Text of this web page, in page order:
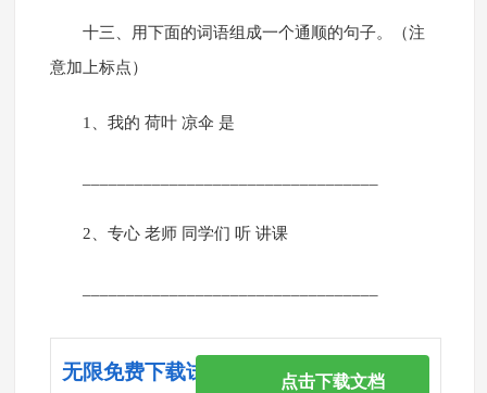
十三、用下面的词语组成一个通顺的句子。（注
意加上标点）
1、我的 荷叶 凉伞 是
2、专心 老师 同学们 听 讲课
无限免费下载试卷 点击下载文档